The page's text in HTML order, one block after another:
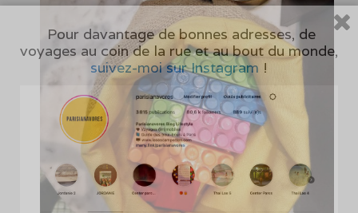
Pour davantage de bonnes adresses, de
voyages au coin de la rue et au bout du monde,
suivez-moi sur Instagram !